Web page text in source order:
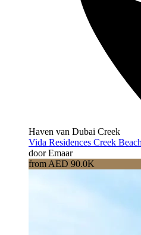
Haven van Dubai Creek
Vida Residences Creek
door Emaar
from AED 90.0K